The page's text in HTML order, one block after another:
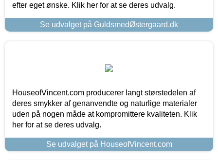
efter eget ønske. Klik her for at se deres udvalg.
Se udvalget på GuldsmedØstergaard.dk
HouseofVincent.com producerer langt størstedelen af
deres smykker af genanvendte og naturlige materialer
uden på nogen måde at kompromittere kvaliteten. Klik
her for at se deres udvalg.
Se udvalget på HouseofVincent.com